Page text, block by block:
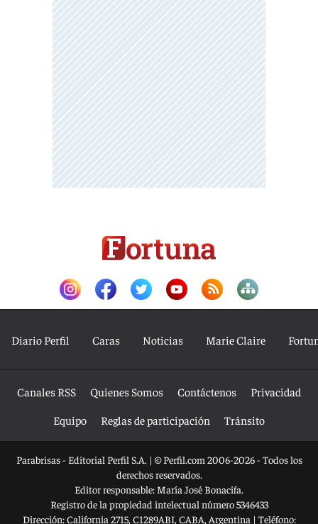
Diario Perfil Caras Noticias Marie Claire
Canales RSS Quienes Somos Contáctenos
Privacidad
Equipo
Reglas de participación Tránsito
Parabrisas - Editorial Perfil S.A. | © Perfil.com 2006-2026 - Todos los
derechos reservados.
Editor responsable: María José Bonacifa.
Registro de la propiedad intelectual número 5346433
Dirección:California 2715, C1289ABI, CABA, Argentina | Teléfono: